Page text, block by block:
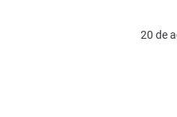
20 de